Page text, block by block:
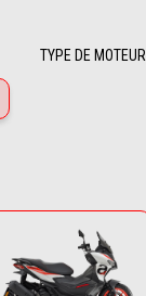
TYPE DE MOTEUR